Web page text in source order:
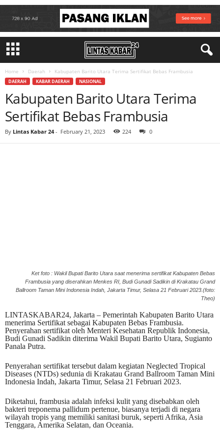
Home Daerah Kabupaten Barito Utara Terima Sertifikat Bebas Frambusia
DAERAH KABAR DAERAH NASIONAL
Kabupaten Barito Utara Terima
Sertifikat Bebas Frambusia
By Lintas Kabar 24- February 21, 2023 224 0
Ket foto : Wakil Bupati Barito Utara saat menerima sertifikat Kabupaten Bebas
Frambusia yang diserahkan Menkes RI, Budi Gunadi Sadikin di Krakatau Grand
Ballroom Taman Mini Indonesia Indah, Jakarta Timur, Selasa 21 Februari 2023.(foto:
Theo)
LINTASKABAR24, Jakarta – Pemerintah Kabupaten Barito Utara
menerima Sertifikat sebagai Kabupaten Bebas Frambusia.
Penyerahan sertifikat oleh Menteri Kesehatan Republik Indonesia,
Budi Gunadi Sadikin diterima Wakil Bupati Barito Utara, Sugianto
Panala Putra.
Penyerahan sertifikat tersebut dalam kegiatan Neglected Tropical
Diseases (NTDs) sedunia di Krakatau Grand Ballroom Taman Mini
Indonesia Indah, Jakarta Timur, Selasa 21 Februari 2023.
Diketahui, frambusia adalah infeksi kulit yang disebabkan oleh
bakteri treponema pallidum pertenue, biasanya terjadi di negara
wilayah tropis yang memiliki sanitasi buruk, seperti Afrika, Asia
Tenggara, Amerika Selatan, dan Oceania.